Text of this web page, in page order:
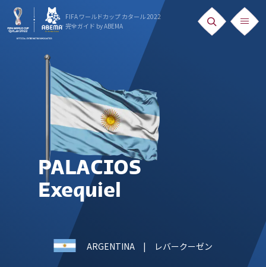
FIFA ワールドカップ カタール 2022
完全ガイド by ABEMA
ニュース
出場国
Teams
日本代表
Team Japan
日程・結果
ランキングARGENTINA| レバークーゼン
PALACIOS
Exequiel